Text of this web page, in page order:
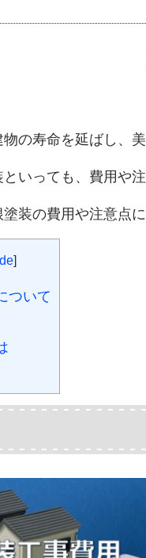
物の寿命を延ばし、
いっても、 費用や注
塗装の費用や注意点
]
ついて